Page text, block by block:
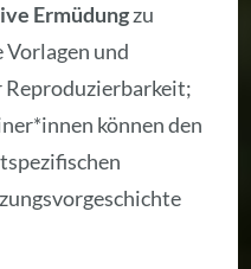
Ermüdungzu
und
können den